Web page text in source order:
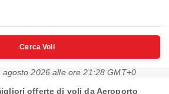
Cerca Voli
agosto 2026 alle ore 21:28 GMT+0
offerte di voli da Aeroporto